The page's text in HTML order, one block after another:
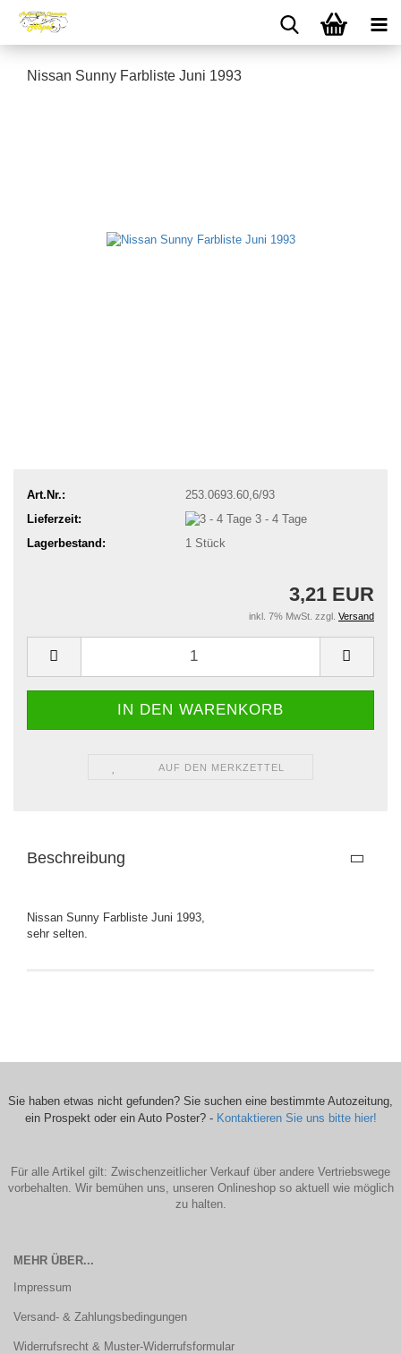
Nissan Sunny Farbliste Juni 1993
Art.Nr.:
253.0693.60,6/93
Lieferzeit:
3 - 4 Tage
Lagerbestand:
1 Stück
3,21 EUR
inkl. 7% MwSt. zzgl. Versand
AUF DEN MERKZETTEL
Beschreibung
Nissan Sunny Farbliste Juni 1993,
sehr selten.
Sie haben etwas nicht gefunden? Sie suchen eine bestimmte Autozeitung,
ein Prospekt oder ein Auto Poster? - Kontaktieren Sie uns bitte hier!
Für alle Artikel gilt: Zwischenzeitlicher Verkauf über andere Vertriebswege
vorbehalten. Wir bemühen uns, unseren Onlineshop so aktuell wie möglich
zu halten.
MEHR ÜBER...
Impressum
Versand- & Zahlungsbedingungen
Widerrufsrecht & Muster-Widerrufsformular